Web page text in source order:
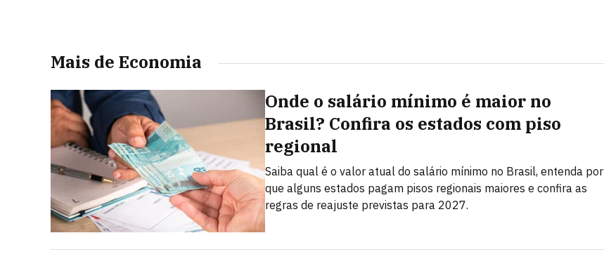
Mais de Economia
Onde o salário mínimo é maior no
Brasil? Confira os estados com piso
regional
Saiba qual é o valor atual do salário mínimo no Brasil, entenda por
que alguns estados pagam pisos regionais maiores e confira as
regras de reajuste previstas para 2027.